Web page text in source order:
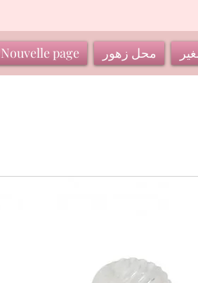
Nouvelle page محل زهور